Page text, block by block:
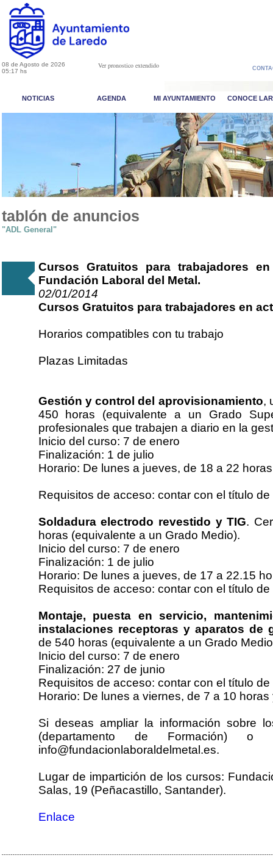
08 de Agosto de 2026
05:17 hs
Ver pronostico extendido
NOTICIAS AGENDA MI AYUNTAMIENTO CONOCE
tablón de anuncios
"ADL General"
Cursos Gratuitos para trabajadores
Fundación Laboral del Metal.
02/01/2014
Cursos Gratuitos para trabajadores en
Horarios compatibles con tu trabajo
Plazas Limitadas
Gestión y control del aprovisionamiento,
450 horas (equivalente a un Grado
profesionales que trabajen a diario en la
Inicio del curso: 7 de enero
Finalización: 1 de julio
Horario: De lunes a jueves, de 18 a 22 horas
Requisitos de acceso: contar con el título de
Soldadura electrodo revestido y TIG.
horas (equivalente a un Grado Medio).
Inicio del curso: 7 de enero
Finalización: 1 de julio
Horario: De lunes a jueves, de 17 a 22.15
Requisitos de acceso: contar con el título de
Montaje, puesta en servicio,
instalaciones receptoras y aparatos de
de 540 horas (equivalente a un Grado
Inicio del curso: 7 de enero
Finalización: 27 de junio
Requisitos de acceso: contar con el título de
Horario: De lunes a viernes, de 7 a 10
Si deseas ampliar la información sobre
(departamento de
info@fundacionlaboraldelmetal.es.
Lugar de impartición de los cursos:
Salas, 19 (Peñacastillo, Santander).
Enlace